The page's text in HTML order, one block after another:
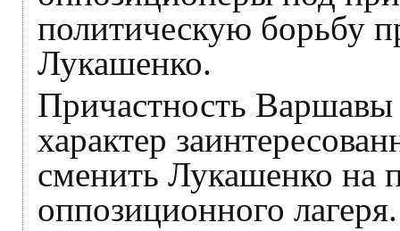
политическую борьбу
Лукашенко.
Причастность Варшавы
характер
сменить Лукашенко на
оппозиционного лагеря.